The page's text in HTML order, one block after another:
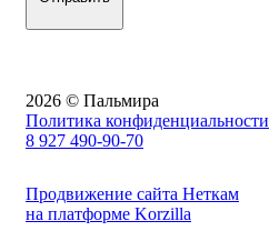
2026 © Пальмира
Политика конфиденциальности
8 927 490-90-70
Продвижение сайта Неткам
на платформе Korzilla